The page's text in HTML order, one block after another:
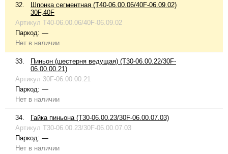
32.
Шпонка сегментная (T40-06.00.06/40F-06.09.02)
30F,40F
Артикул T40-06.00.06/40F-06.09.02
Паркод: —
Нет в наличии
33.
Пиньон (шестерня ведущая) (T30-06.00.22/30F-
06.00.00.21)
Артикул 30F-06.00.00.21
Паркод: —
Нет в наличии
34.
Гайка пиньона (T30-06.00.23/30F-06.00.07.03)
Артикул T30-06.00.23/30F-06.00.07.03
Паркод: —
Нет в наличии